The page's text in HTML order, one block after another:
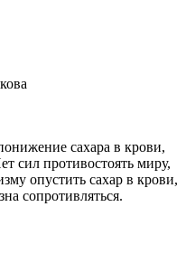
сахара в крови,
сил противостоять миру,
опустить сахар в крови,
сопротивляться.